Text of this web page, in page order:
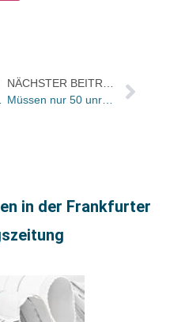
in der Frankfurter